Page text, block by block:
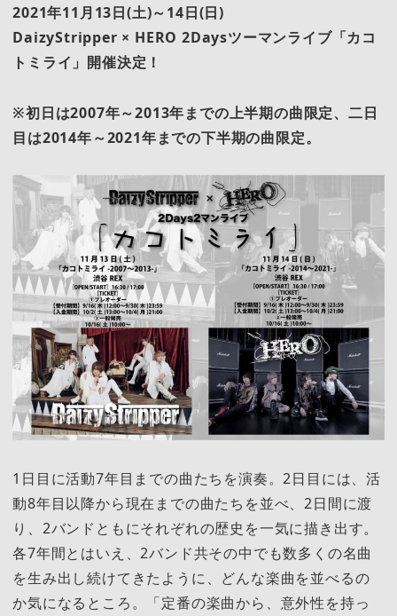
2021年11月13日(土)～14日(日)
DaizyStripper × HERO 2Daysツーマンライブ「カコ
トミライ」開催決定！
※初日は2007年～2013年までの上半期の曲限定、二日
目は2014年～2021年までの下半期の曲限定。
1日目に活動7年目までの曲たちを演奏。2日目には、活
動8年目以降から現在までの曲たちを並べ、2日間に渡
り、2バンドともにそれぞれの歴史を一気に描き出す。
各7年間とはいえ、2バンド共その中でも数多くの名曲
を生み出し続けてきたように、どんな楽曲を並べるの
か気になるところ。「定番の楽曲から、意外性を持っ